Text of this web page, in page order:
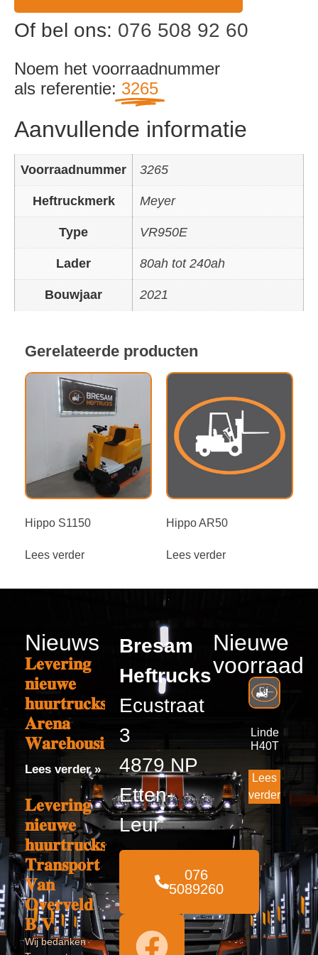
Of bel ons: 076 508 92 60
Noem het voorraadnummer
als referentie: 3265
Aanvullende informatie
Voorraadnummer 3265
Heftruckmerk Meyer
Type VR950E
Lader 80ah tot 240ah
Bouwjaar 2021
Gerelateerde producten
Hippo S1150
Lees verder
Hippo AR50
Lees verder
Nieuws
𝐋𝐞𝐯𝐞𝐫𝐢𝐧𝐠
𝐧𝐢𝐞𝐮𝐰𝐞
𝐡𝐮𝐮𝐫𝐭𝐫𝐮𝐜𝐤𝐬
𝐀𝐫𝐞𝐧𝐚
𝐖𝐚𝐫𝐞𝐡𝐨𝐮𝐬𝐢𝐧𝐠
Lees verder »
𝐋𝐞𝐯𝐞𝐫𝐢𝐧𝐠
𝐧𝐢𝐞𝐮𝐰𝐞
𝐡𝐮𝐮𝐫𝐭𝐫𝐮𝐜𝐤𝐬
𝐓𝐫𝐚𝐧𝐬𝐩𝐨𝐫𝐭
𝐕𝐚𝐧
𝐎𝐯𝐞𝐫𝐯𝐞𝐥𝐝
𝐁.𝐕.
Wij bedanken
Bresam
Heftrucks
Ecustraat
3
4879 NP
Etten-
Leur
076
5089260
Nieuwe
voorraad
Linde
H40T
Lees
verder